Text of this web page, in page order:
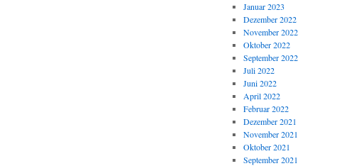
Januar 2023
Dezember 2022
November 2022
Oktober 2022
September 2022
Juli 2022
Juni 2022
April 2022
Februar 2022
Dezember 2021
November 2021
Oktober 2021
September 2021